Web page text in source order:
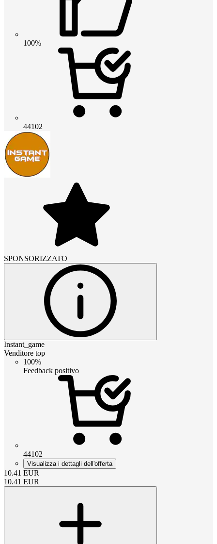
100%
44102
SPONSORIZZATO
Instant_game
Venditore top
100%
Feedback positivo
44102
Visualizza i dettagli dell'offerta
10.41 EUR
10.41 EUR